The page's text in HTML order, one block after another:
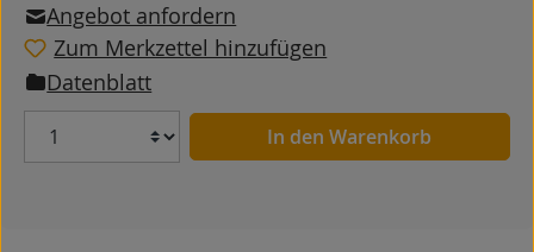
Angebot anfordern
Zum Merkzettel hinzufügen
Datenblatt
Anzahl In den Warenkorb